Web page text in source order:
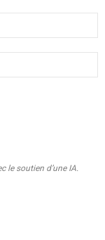
le soutien d’une IA.